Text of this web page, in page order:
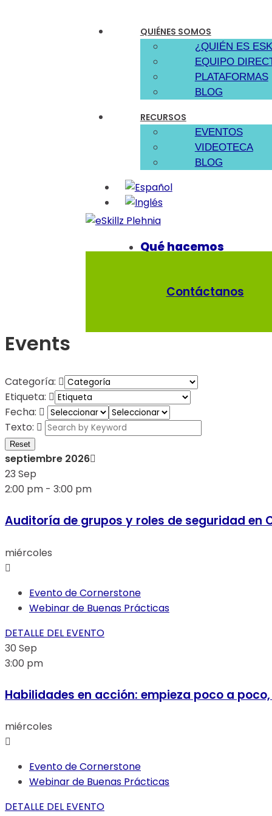
QUIÉNES SOMOS
¿QUIÉN ES
EQUIPO
PLATAFORMAS
BLOG
RECURSOS
EVENTOS
VIDEOTECA
BLOG
Qué hacemos
Contáctanos
Events
Categoría:
Etiqueta:
Fecha:
Texto:
Reset
septiembre 2026
23 Sep
2:00 pm - 3:00 pm
Auditoría de grupos y roles de seguridad en
miércoles
Evento de Cornerstone
Webinar de Buenas Prácticas
DETALLE DEL EVENTO
30 Sep
3:00 pm
Habilidades en acción: empieza poco a
miércoles
Evento de Cornerstone
Webinar de Buenas Prácticas
DETALLE DEL EVENTO
Necesarias
Estas cookies
no son
opcionales. Son
necesarias
sitio web
correctamente.
Estadísticas
Para que
mejorar la
funcionalidad
y la
del sitio web
en cómo se
Experiencia
Para garantizar